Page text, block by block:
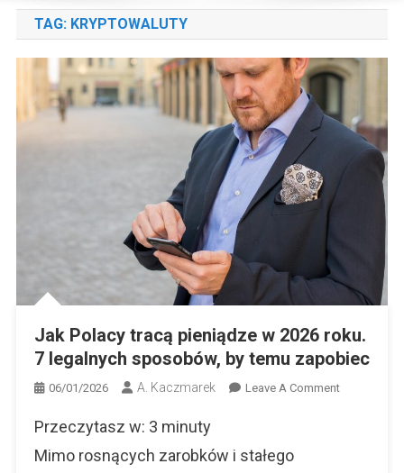
TAG: KRYPTOWALUTY
Jak Polacy tracą pieniądze w 2026 roku.
7 legalnych sposobów, by temu zapobiec
06/01/2026 A. Kaczmarek Leave A CommentOn
Przeczytasz w: 3 minuty
Mimo rosnących zarobków i stałego